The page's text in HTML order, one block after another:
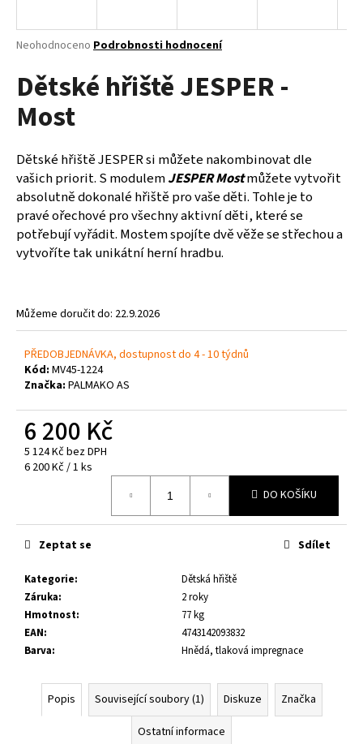
Průměrné
produktu
je
0,0
z
hvězdiček.
Neohodnoceno Podrobnosti hodnocení
Dětské hřiště JESPER -
Most
Dětské hřiště JESPER si můžete nakombinovat dle
vašich priorit. S modulemJESPER Mostmůžete vytvořit
absolutně dokonalé hřiště pro vaše děti. Tohle je to
pravé ořechové pro všechny aktivní děti, které se
potřebují vyřádit. Mostem spojíte dvě věže se střechou a
vytvoříte tak unikátní herní hradbu.
Můžeme doručit do: 22.9.2026
PŘEDOBJEDNÁVKA, dostupnost do 4 - 10 týdnů
Kód: MV45-1224
Značka: PALMAKO AS
6 200 Kč
5 124 Kč bez DPH
Měrná
6 200 Kč / 1 ks
DO KOŠÍKU
Kategorie:
Dětská hřiště
Záruka:
2 roky
Hmotnost:
77 kg
EAN:
4743142093832
Barva: Hnědá, tlaková impregnace
Zeptat se Sdílet
Popis Související soubory (1) Diskuze
Značka
Ostatní informace
j
t
?
HLEDAT
D
o
r
u
m
e
STINA
3,1
24
100
Kč
Původně:
28
380